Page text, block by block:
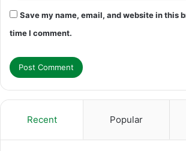
Save my name, email, and website in this
time I comment.
Recent Popular